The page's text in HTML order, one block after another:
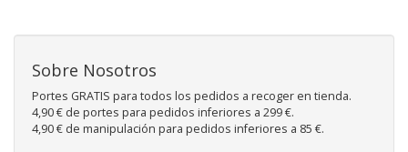
Sobre Nosotros
Portes GRATIS para todos los pedidos a recoger en tienda.
4,90 € de portes para pedidos inferiores a 299 €.
4,90 € de manipulación para pedidos inferiores a 85 €.